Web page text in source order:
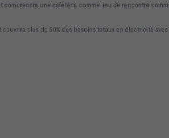
comprendra une cafétéria comme lieu de rencontre
couvrira plus de 50% des besoins totaux en électricité